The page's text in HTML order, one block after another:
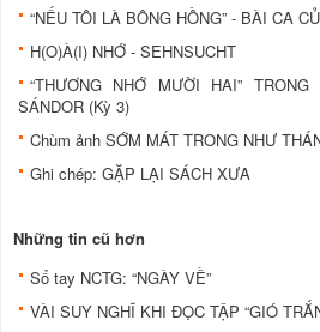
“NẾU TÔI LÀ BÔNG HỒNG” - BÀI CA
H(O)À(I) NHỚ - SEHNSUCHT
“THƯƠNG NHỚ MƯỜI HAI” TRONG
SÁNDOR (Kỳ 3)
Chùm ảnh SỚM MÁT TRONG NHƯ
Ghi chép: GẶP LẠI SÁCH XƯA
Những tin cũ hơn
Sổ tay NCTG: “NGÀY VỀ”
VÀI SUY NGHĨ KHI ĐỌC TẬP “GIÓ